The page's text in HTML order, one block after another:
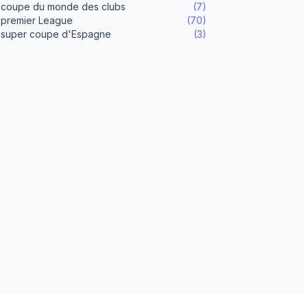
coupe du monde des clubs
(7)
premier League
(70)
super coupe d'Espagne
(3)